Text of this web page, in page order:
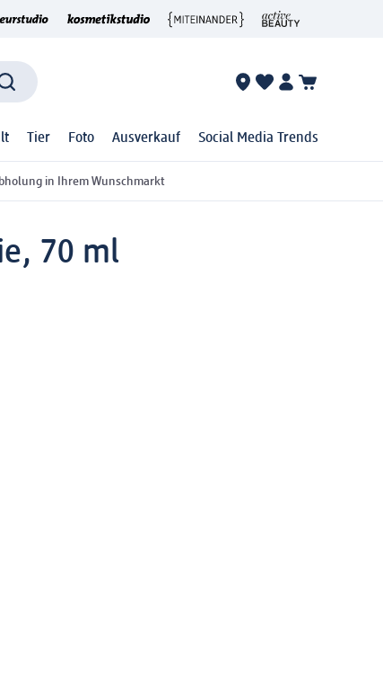
Tier Foto Ausverkauf Social Media Trends
in Ihrem Wunschmarkt
70 ml